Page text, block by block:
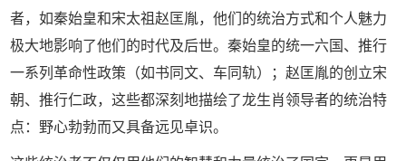
者，如秦始皇和宋太祖赵匡胤，他们的统治方式和个人魅力
极大地影响了他们的时代及后世。秦始皇的统一六国、推行
一系列革命性政策（如书同文、车同轨）；赵匡胤的创立宋
朝、推行仁政，这些都深刻地描绘了龙生肖领导者的统治特
点：野心勃勃而又具备远见卓识。